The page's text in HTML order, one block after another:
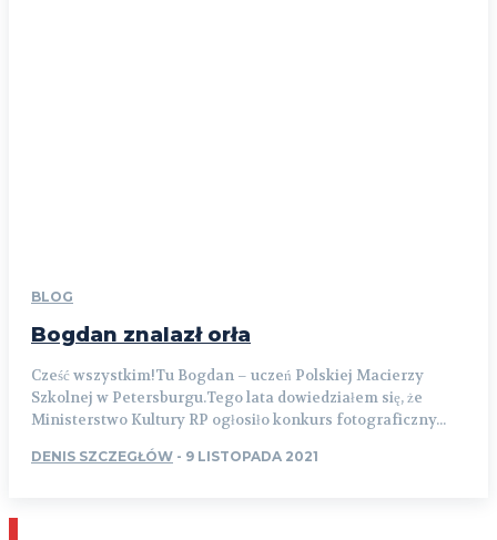
BLOG
Bogdan znalazł orła
Cześć wszystkim!Tu Bogdan – uczeń Polskiej Macierzy
Szkolnej w Petersburgu.Tego lata dowiedziałem się, że
Ministerstwo Kultury RP ogłosiło konkurs fotograficzny...
DENIS SZCZEGŁÓW - 9 LISTOPADA 2021